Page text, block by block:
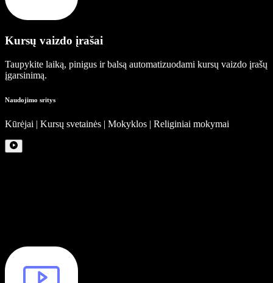
Kursų vaizdo įrašai
Taupykite laiką, pinigus ir balsą automatizuodami kursų vaizdo įrašų
įgarsinimą.
Naudojimo sritys
Kūrėjai | Kursų svetainės | Mokyklos | Religiniai mokymai